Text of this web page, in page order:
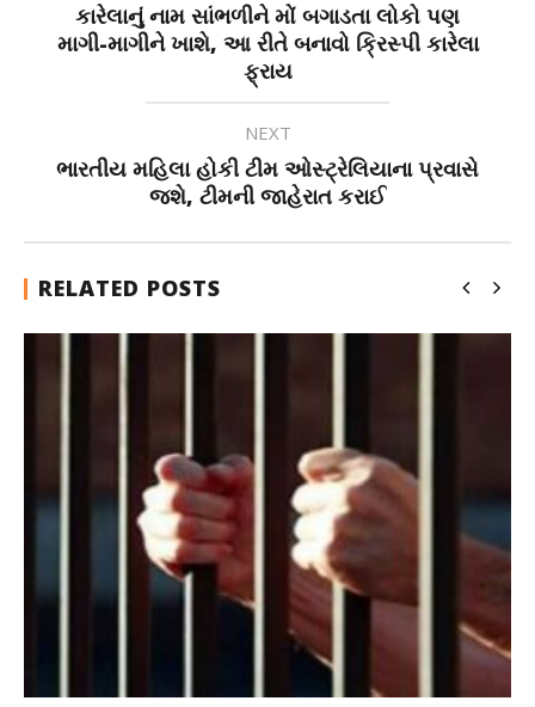
કારેલાનું નામ સાંભળીને મોં બગાડતા લોકો પણ
માગી-માગીને ખાશે, આ રીતે બનાવો ક્રિસ્પી કારેલા
ફ્રાય
NEXT
ભારતીય મહિલા હોકી ટીમ ઓસ્ટ્રેલિયાના પ્રવાસે
જશે, ટીમની જાહેરાત કરાઈ
RELATED POSTS